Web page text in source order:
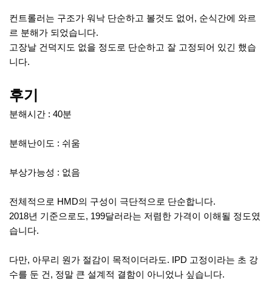
컨트롤러는 구조가 워낙 단순하고 볼것도 없어, 순식간에 와르
르 분해가 되었습니다.
고장날 건덕지도 없을 정도로 단순하고 잘 고정되어 있긴 했습
니다.
후기
분해시간 : 40분
분해난이도 : 쉬움
부상가능성 : 없음
전체적으로 HMD의 구성이 극단적으로 단순합니다.
2018년 기준으로도, 199달러라는 저렴한 가격이 이해될 정도였
습니다.
다만, 아무리 원가 절감이 목적이더라도. IPD 고정이라는 초 강
수를 둔 건, 정말 큰 설계적 결함이 아니었나 싶습니다.